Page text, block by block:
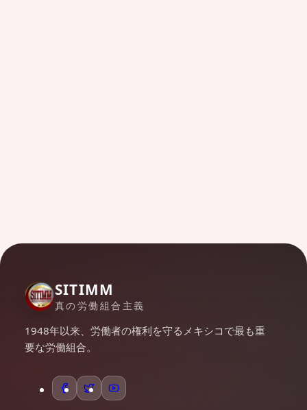
SITIMM
真の労働組合主義
1948年以来、労働者の権利を守るメキシコで最も重
要な労働組合。